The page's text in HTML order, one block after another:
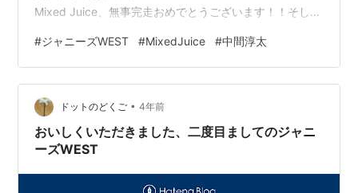
Mixed Juice、無事完走おめでとうございます！！そし
前に。書いておきたいことがあり、こちらのブログを執
筆しています。題して！ 『ここがDVDに映ってるといい
な！中間淳太ロックオンオタクによるMixed Juice』！！
私、些細なことがきっかけで１年ほど前から公演が終わ
るごとにふせったーで1曲1曲のレポを書き残していまし
て。 …
#ジャニーズWEST #MixedJuice #中間淳太
ドットのどくご • 4年前
おいしくいただきました、二度目ましてのジャニ
ーズWEST